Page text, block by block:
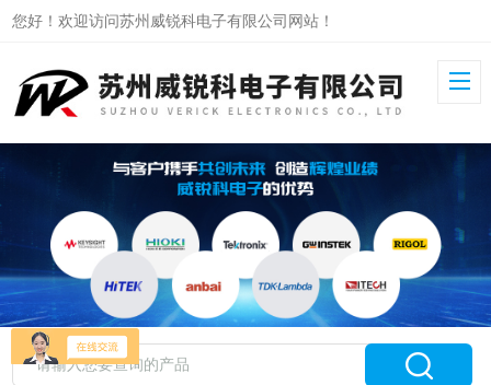
您好！欢迎访问苏州威锐科电子有限公司网站！